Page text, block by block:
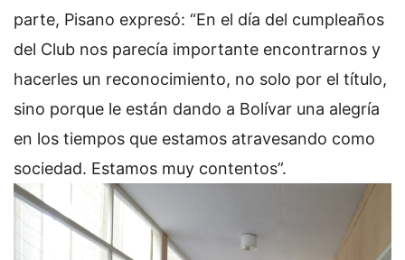
parte, Pisano expresó: “En el día del cumpleaños
del Club nos parecía importante encontrarnos y
hacerles un reconocimiento, no solo por el título,
sino porque le están dando a Bolívar una alegría
en los tiempos que estamos atravesando como
sociedad. Estamos muy contentos”.